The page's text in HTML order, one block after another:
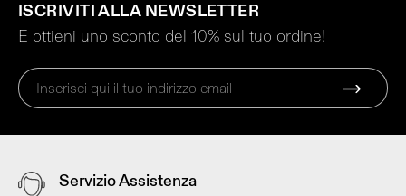
ISCRIVITI ALLA NEWSLETTER
E ottieni uno sconto del 10% sul tuo ordine!
Servizio Assistenza